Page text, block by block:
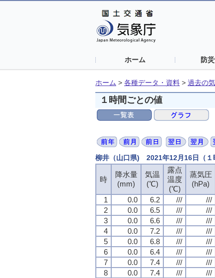
ホーム 防
ホーム > 各種データ・資料 > 過去の
１時間ごとの値
柳井（山口県) 2021年12月16日（１
時
降水量
(mm)
気温
(℃)
露点
温度
(℃)
蒸気圧
(hPa)
1
0.0 6.2 /// ///
2
0.0 6.5 /// ///
3
0.0 6.6 /// ///
4
0.0 7.2 /// ///
5
0.0 6.8 /// ///
6
0.0 6.4 /// ///
7
0.0 7.4 /// ///
8
0.0 7.4 /// ///